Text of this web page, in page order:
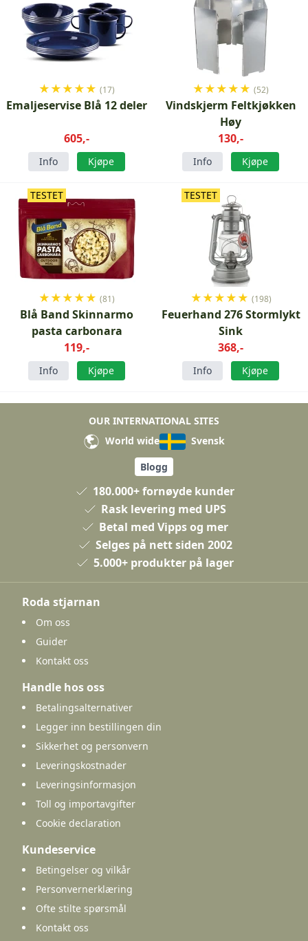
★★★★★ (17)
Emaljeservise Blå 12 deler
605,-
Info Kjøpe
★★★★★ (52)
Vindskjerm Feltkjøkken
Høy
130,-
Info Kjøpe
★★★★★ (81)
Blå Band Skinnarmo
pasta carbonara
119,-
TESTET
Info Kjøpe
★★★★★ (198)
Feuerhand 276 Stormlykt
Sink
368,-
TESTET
Info Kjøpe
OUR INTERNATIONAL SITES
World wide
Svensk
Blogg
180.000+ fornøyde kunder
Rask levering med UPS
Betal med Vipps og mer
Selges på nett siden 2002
5.000+ produkter på lager
Roda stjarnan
Om oss
Guider
Kontakt oss
Handle hos oss
Betalingsalternativer
Legger inn bestillingen din
Sikkerhet og personvern
Leveringskostnader
Leveringsinformasjon
Toll og importavgifter
Cookie declaration
Kundeservice
Betingelser og vilkår
Personvernerklæring
Ofte stilte spørsmål
Kontakt oss